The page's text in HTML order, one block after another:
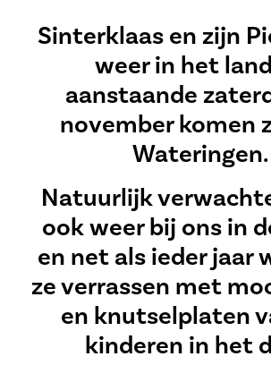
Sinterklaas en zijn
weer in het
aanstaande
november komen
Wateringen.
Natuurlijk
ook weer bij ons in
en net als ieder jaar
ze verrassen met
en knutselplaten
kinderen in het